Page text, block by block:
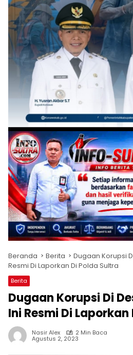
Beranda Berita
Dugaan Korupsi
Resmi Di Laporkan Di Polda Sultra
Berita
Dugaan Korupsi Di
Ini Resmi Di
Nasir Alex 2 Min Baca
Agustus 2, 2023